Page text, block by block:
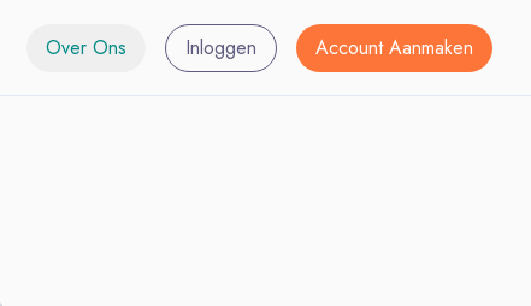
Over Ons Inloggen Account Aanmaken